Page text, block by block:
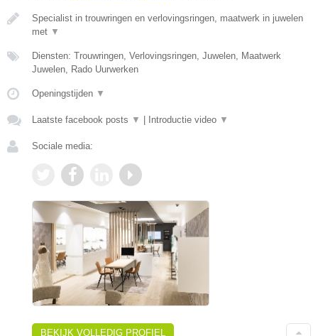
Specialist in trouwringen en verlovingsringen, maatwerk in juwelen
met ▼
Diensten: Trouwringen, Verlovingsringen, Juwelen, Maatwerk
Juwelen, Rado Uurwerken
Openingstijden ▼
Laatste facebook posts ▼ Introductie video ▼
Sociale media:
BEKIJK VOLLEDIG PROFIEL